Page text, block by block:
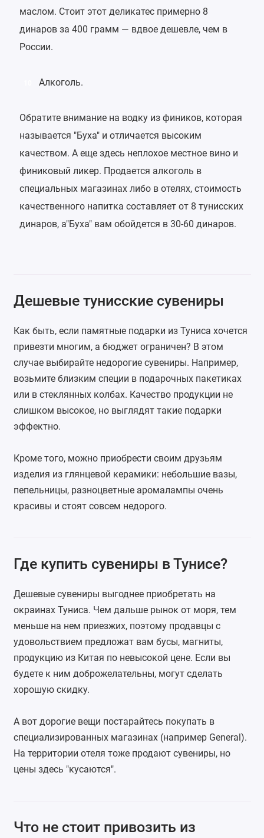
маслом. Стоит этот деликатес примерно 8
динаров за 400 грамм — вдвое дешевле, чем в
России.
Алкоголь.
Обратите внимание на водку из фиников, которая
называется "Буха" и отличается высоким
качеством. А еще здесь неплохое местное вино и
финиковый ликер. Продается алкоголь в
специальных магазинах либо в отелях, стоимость
качественного напитка составляет от 8 тунисских
динаров, а"Буха" вам обойдется в 30-60 динаров.
Дешевые тунисские сувениры
Как быть, если памятные подарки из Туниса хочется
привезти многим, а бюджет ограничен? В этом
случае выбирайте недорогие сувениры. Например,
возьмите близким специи в подарочных пакетиках
или в стеклянных колбах. Качество продукции не
слишком высокое, но выглядят такие подарки
эффектно.
Кроме того, можно приобрести своим друзьям
изделия из глянцевой керамики: небольшие вазы,
пепельницы, разноцветные аромалампы очень
красивы и стоят совсем недорого.
Где купить сувениры в Тунисе?
Дешевые сувениры выгоднее приобретать на
окраинах Туниса. Чем дальше рынок от моря, тем
меньше на нем приезжих, поэтому продавцы с
удовольствием предложат вам бусы, магниты,
продукцию из Китая по невысокой цене. Если вы
будете к ним доброжелательны, могут сделать
хорошую скидку.
А вот дорогие вещи постарайтесь покупать в
специализированных магазинах (например General).
На территории отеля тоже продают сувениры, но
цены здесь "кусаются".
Что не стоит привозить из